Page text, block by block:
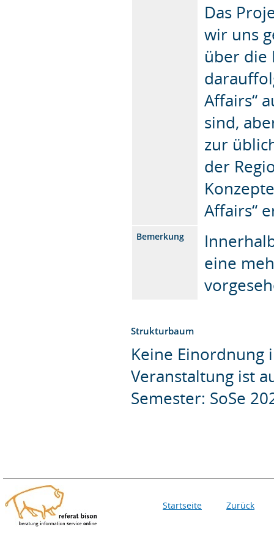
Das
wir uns
über die
Affairs“
sind,
zur
der
Affairs“
Bemerkung
eine
Strukturbaum
Keine Einordnung
Veranstaltung ist
Semester: SoSe
Startseite Zurück